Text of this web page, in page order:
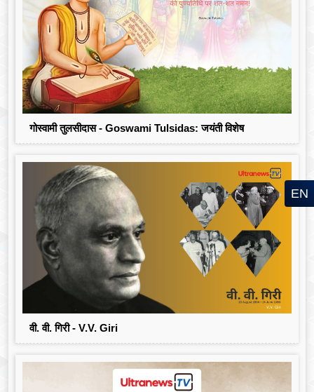
गोस्वामी तुलसीदास - Goswami Tulsidas: जयंती विशेष
वी. वी. गिरी - V.V. Giri
EN